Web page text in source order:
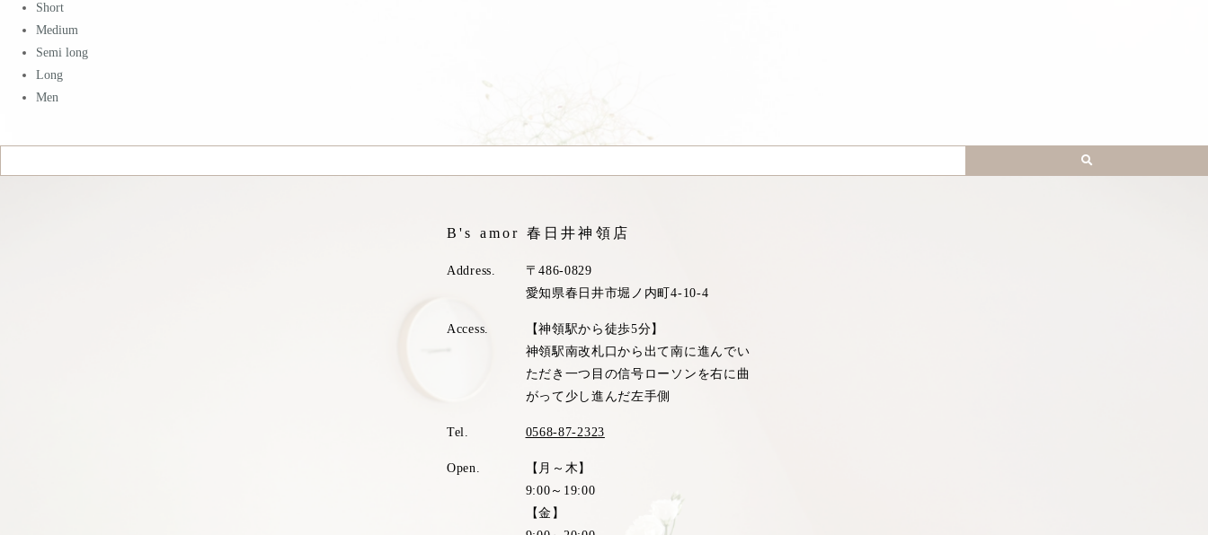
Short
Medium
Semi long
Long
Men
B's amor 春日井神領店
Address.
〒486-0829
愛知県春日井市堀ノ内町4-10-4
Access.
【神領駅から徒歩5分】
神領駅南改札口から出て南に進んでい
ただき一つ目の信号ローソンを右に曲
がって少し進んだ左手側
Tel. 0568-87-2323
Open.
【月～木】
9:00～19:00
【金】